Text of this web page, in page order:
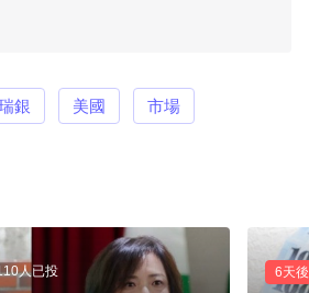
銀 美國 市場
人已投 6天